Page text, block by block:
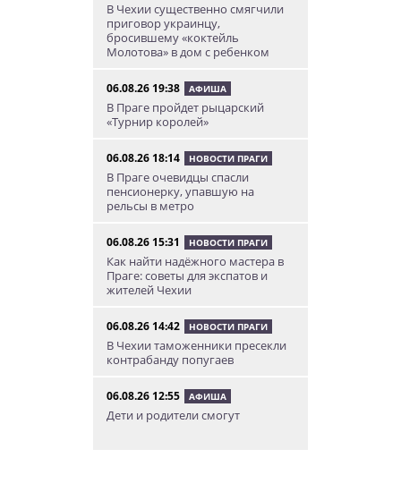
В Чехии существенно смягчили
приговор украинцу,
бросившему «коктейль
Молотова» в дом с ребенком
06.08.26 19:38 АФИША
В Праге пройдет рыцарский
«Турнир королей»
06.08.26 18:14 НОВОСТИ ПРАГИ
В Праге очевидцы спасли
пенсионерку, упавшую на
рельсы в метро
06.08.26 15:31 НОВОСТИ ПРАГИ
Как найти надёжного мастера в
Праге: советы для экспатов и
жителей Чехии
06.08.26 14:42 НОВОСТИ ПРАГИ
В Чехии таможенники пресекли
контрабанду попугаев
06.08.26 12:55 АФИША
Дети и родители смогут